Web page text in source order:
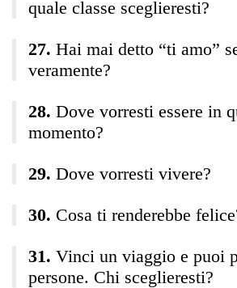
quale classe sceglieresti?
Hai mai detto “ti amo”
veramente?
Dove vorresti essere in
momento?
Dove vorresti vivere?
Cosa ti renderebbe
Vinci un viaggio e puoi
persone. Chi sceglieresti?